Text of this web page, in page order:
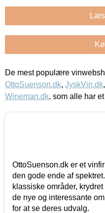
De mest populære
OttoSuenson.dk, JyskVin.dk,
Wineman.dk, som alle har
OttoSuenson.dk er et
den gode ende af
klassiske områder,
de nye og interessante
for at se deres udvalg.